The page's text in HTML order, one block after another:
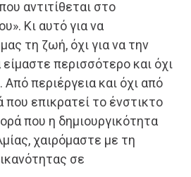
αντιτίθεται στο
Κι αυτό για να
τη ζωή, όχι για να την
περισσότερο και όχι
περιέργεια και όχι από
επικρατεί το ένστικτο
που η δημιουργικότητα
χαιρόμαστε με τη
σε